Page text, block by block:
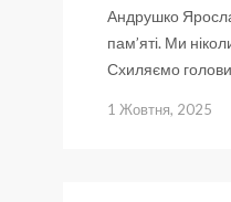
Андрушко
пам’яті. Ми
Схиляємо
1 Жовтня, 2025